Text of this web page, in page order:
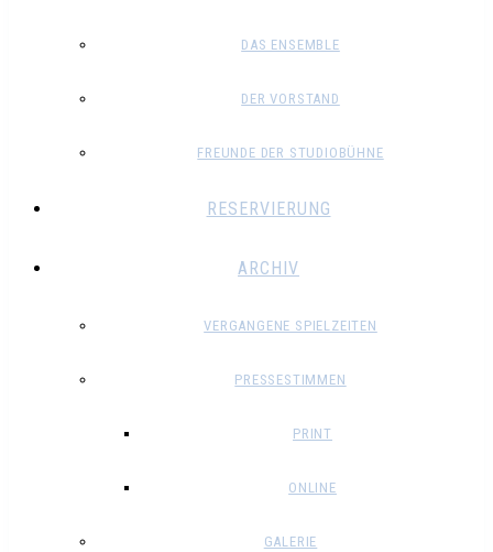
DAS ENSEMBLE
DER VORSTAND
FREUNDE DER STUDIOBÜHNE
RESERVIERUNG
ARCHIV
VERGANGENE SPIELZEITEN
PRESSESTIMMEN
PRINT
ONLINE
GALERIE